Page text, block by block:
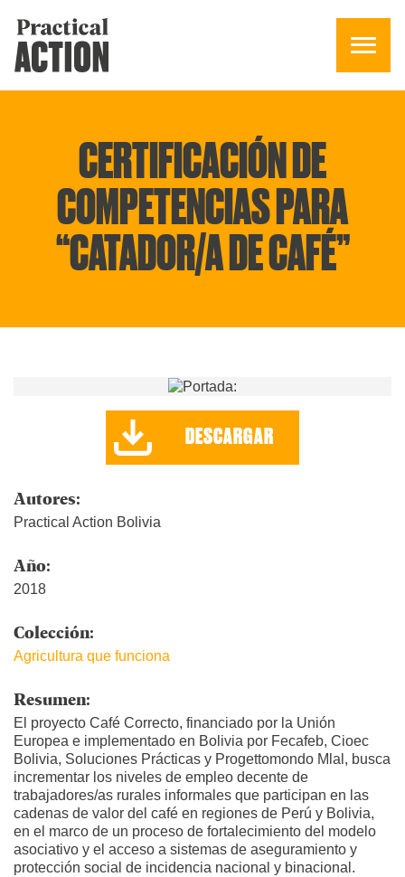
CERTIFICACIÓN DE
COMPETENCIAS PARA
“CATADOR/A DE CAFÉ”
DESCARGAR
Autores:
Practical Action Bolivia
Año:
2018
Colección:
Agricultura que funciona
Resumen:
El proyecto Café Correcto, financiado por la Unión
Europea e implementado en Bolivia por Fecafeb, Cioec
Bolivia, Soluciones Prácticas y Progettomondo Mlal, busca
incrementar los niveles de empleo decente de
trabajadores/as rurales informales que participan en las
cadenas de valor del café en regiones de Perú y Bolivia,
en el marco de un proceso de fortalecimiento del modelo
asociativo y el acceso a sistemas de aseguramiento y
protección social de incidencia nacional y binacional.